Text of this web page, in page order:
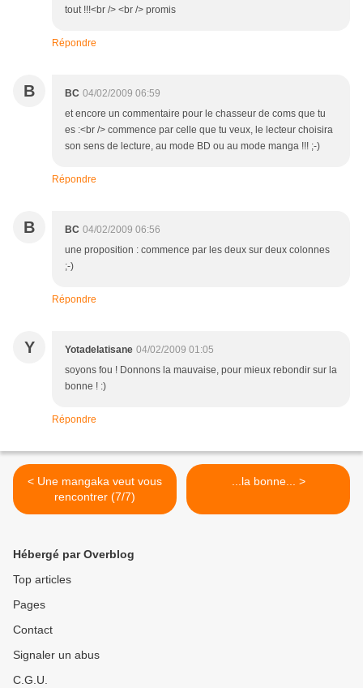
tout !!!<br /> <br /> promis
Répondre
B BC 04/02/2009 06:59
et encore un commentaire pour le chasseur de coms que tu
es :<br /> commence par celle que tu veux, le lecteur choisira
son sens de lecture, au mode BD ou au mode manga !!! ;-)
Répondre
B BC 04/02/2009 06:56
une proposition : commence par les deux sur deux colonnes
;-)
Répondre
Y Yotadelatisane 04/02/2009 01:05
soyons fou ! Donnons la mauvaise, pour mieux rebondir sur la
bonne ! :)
Répondre
< Une mangaka veut vous
rencontrer (7/7)
...la bonne... >
Hébergé par Overblog
Top articles
Pages
Contact
Signaler un abus
C.G.U.